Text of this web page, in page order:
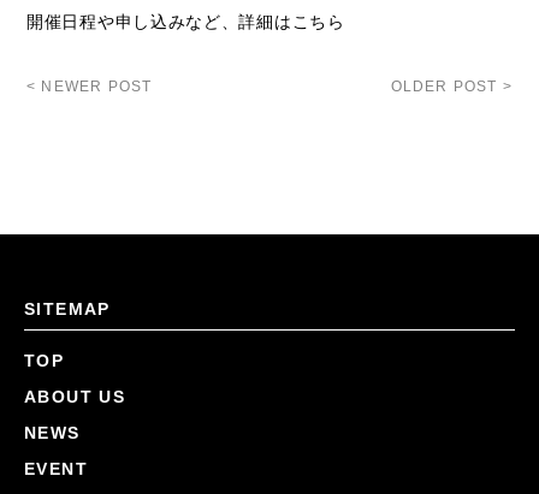
開催日程や申し込みなど、詳細はこちら
< NEWER POST OLDER POST >
SITEMAP
TOP
ABOUT US
NEWS
EVENT